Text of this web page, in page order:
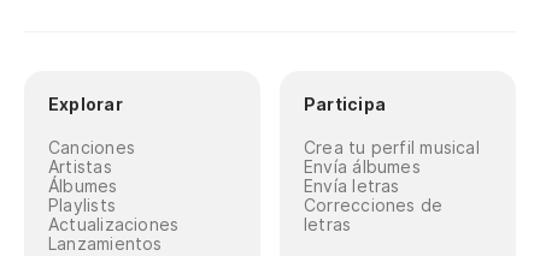
Explorar
Canciones
Artistas
Álbumes
Playlists
Actualizaciones
Lanzamientos
Participa
Crea tu perfil musical
Envía álbumes
Envía letras
Correcciones de
letras